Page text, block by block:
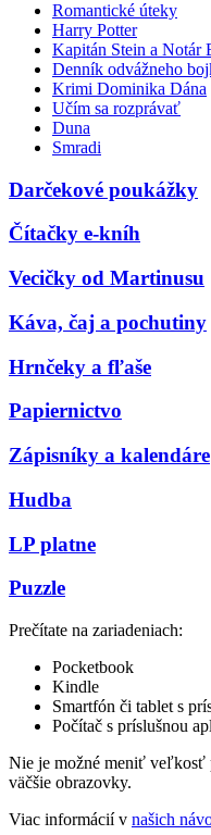
Romantické úteky
Harry Potter
Kapitán Stein a Notár
Denník odvážneho
Krimi Dominika Dána
Učím sa rozprávať
Duna
Smradi
Darčekové poukážky
Čítačky e-kníh
Vecičky od Martinusu
Káva, čaj a pochutiny
Hrnčeky a fľaše
Papiernictvo
Zápisníky a kalendáre
Hudba
LP platne
Puzzle
Prečítate na zariadeniach:
Pocketbook
Kindle
Smartfón či tablet s
Počítač s príslušnou
Nie je možné meniť veľkosť
väčšie obrazovky.
Viac informácií v našich